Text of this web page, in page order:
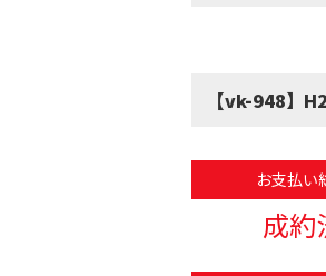
【vk-948】
お支払い
成約